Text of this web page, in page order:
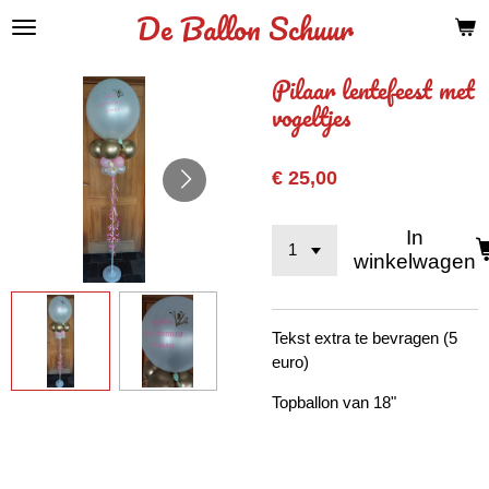
Ga
hoofdinhoud
De Ballon Schuur
Pilaar lentefeest met
vogeltjes
€ 25,00
In
winkelwagen
Tekst extra te bevragen (5
euro)
Topballon van 18"